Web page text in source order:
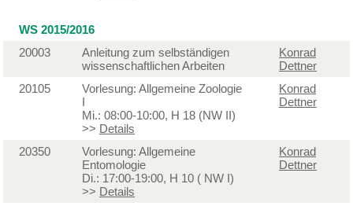
WS 2015/2016
20003
Anleitung zum selbständigen
wissenschaftlichen Arbeiten
Konrad
Dettner
20105
Vorlesung: Allgemeine Zoologie
I
Mi.: 08:00-10:00, H 18 (NW II)
>> Details
Konrad
Dettner
20350
Vorlesung: Allgemeine
Entomologie
Di.: 17:00-19:00, H 10 ( NW I)
>> Details
Konrad
Dettner